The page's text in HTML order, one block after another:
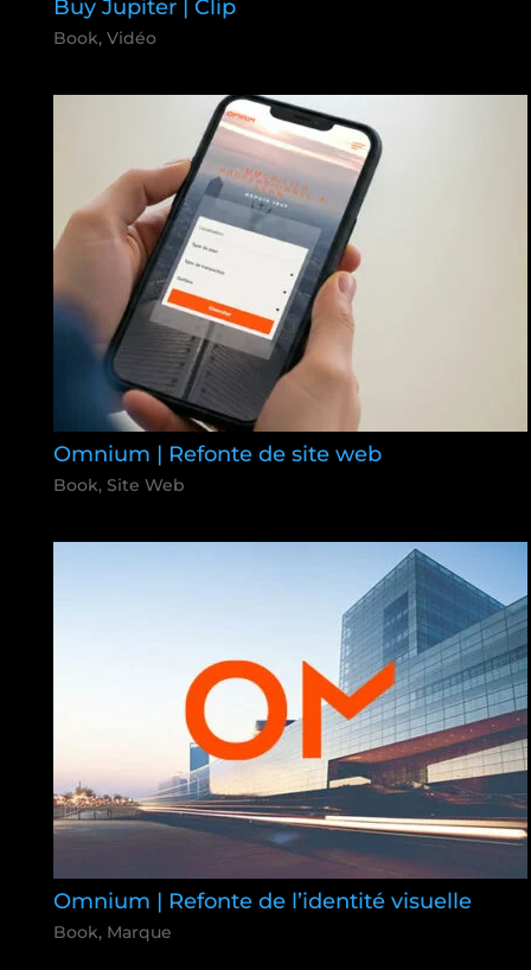
Buy Jupiter | Clip
Book, Vidéo
Omnium | Refonte de site web
Book, Site Web
Omnium | Refonte de l’identité visuelle
Book, Marque